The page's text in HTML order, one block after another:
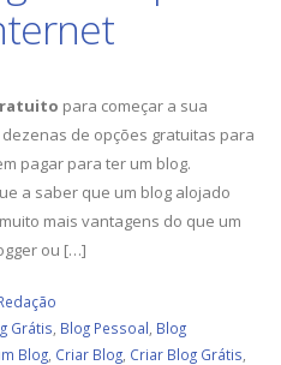
para começar a sua
de opções gratuitas para
pagar para ter um blog.
a saber que um blog alojado
mais vantagens do que um
ou […]
Grátis Blog Pessoal Blog
Blog Criar Blog Criar Blog Grátis